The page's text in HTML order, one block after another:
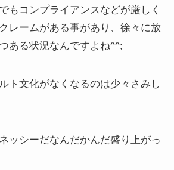
もコンプライアンスなどが厳しく
レームがある事があり、徐々に放
ある状況なんですよね^^;
ト文化がなくなるのは少々さみし
ッシーだなんだかんだ盛り上がっ